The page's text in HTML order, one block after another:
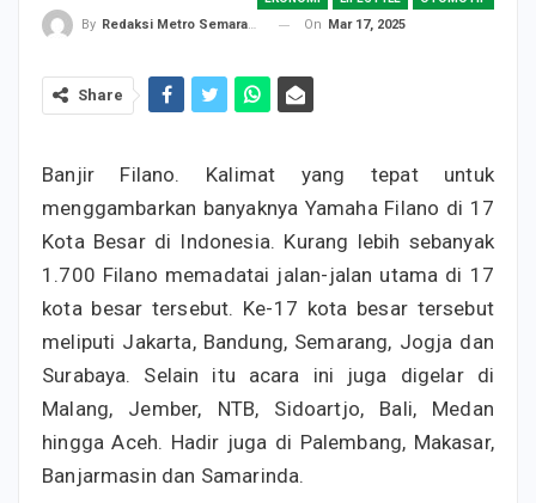
By Redaksi Metro Semarang On Mar 17, 2025
Share
Banjir Filano. Kalimat yang tepat untuk
menggambarkan banyaknya Yamaha Filano di 17
Kota Besar di Indonesia. Kurang lebih sebanyak
1.700 Filano memadatai jalan-jalan utama di 17
kota besar tersebut. Ke-17 kota besar tersebut
meliputi Jakarta, Bandung, Semarang, Jogja dan
Surabaya. Selain itu acara ini juga digelar di
Malang, Jember, NTB, Sidoartjo, Bali, Medan
hingga Aceh. Hadir juga di Palembang, Makasar,
Banjarmasin dan Samarinda.